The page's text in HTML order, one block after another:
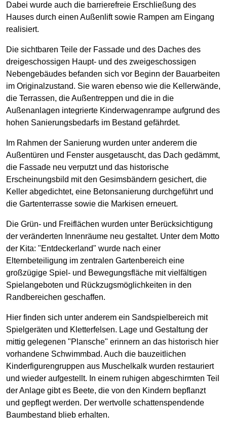
Dabei wurde auch die barrierefreie Erschließung des
Hauses durch einen Außenlift sowie Rampen am Eingang
realisiert.
Die sichtbaren Teile der Fassade und des Daches des
dreigeschossigen Haupt- und des zweigeschossigen
Nebengebäudes befanden sich vor Beginn der Bauarbeiten
im Originalzustand. Sie waren ebenso wie die Kellerwände,
die Terrassen, die Außentreppen und die in die
Außenanlagen integrierte Kinderwagenrampe aufgrund des
hohen Sanierungsbedarfs im Bestand gefährdet.
Im Rahmen der Sanierung wurden unter anderem die
Außentüren und Fenster ausgetauscht, das Dach gedämmt,
die Fassade neu verputzt und das historische
Erscheinungsbild mit den Gesimsbändern gesichert, die
Keller abgedichtet, eine Betonsanierung durchgeführt und
die Gartenterrasse sowie die Markisen erneuert.
Die Grün- und Freiflächen wurden unter Berücksichtigung
der veränderten Innenräume neu gestaltet. Unter dem Motto
der Kita: "Entdeckerland" wurde nach einer
Elternbeteiligung im zentralen Gartenbereich eine
großzügige Spiel- und Bewegungsfläche mit vielfältigen
Spielangeboten und Rückzugsmöglichkeiten in den
Randbereichen geschaffen.
Hier finden sich unter anderem ein Sandspielbereich mit
Spielgeräten und Kletterfelsen. Lage und Gestaltung der
mittig gelegenen "Plansche" erinnern an das historisch hier
vorhandene Schwimmbad. Auch die bauzeitlichen
Kinderfigurengruppen aus Muschelkalk wurden restauriert
und wieder aufgestellt. In einem ruhigen abgeschirmten Teil
der Anlage gibt es Beete, die von den Kindern bepflanzt
und gepflegt werden. Der wertvolle schattenspendende
Baumbestand blieb erhalten.